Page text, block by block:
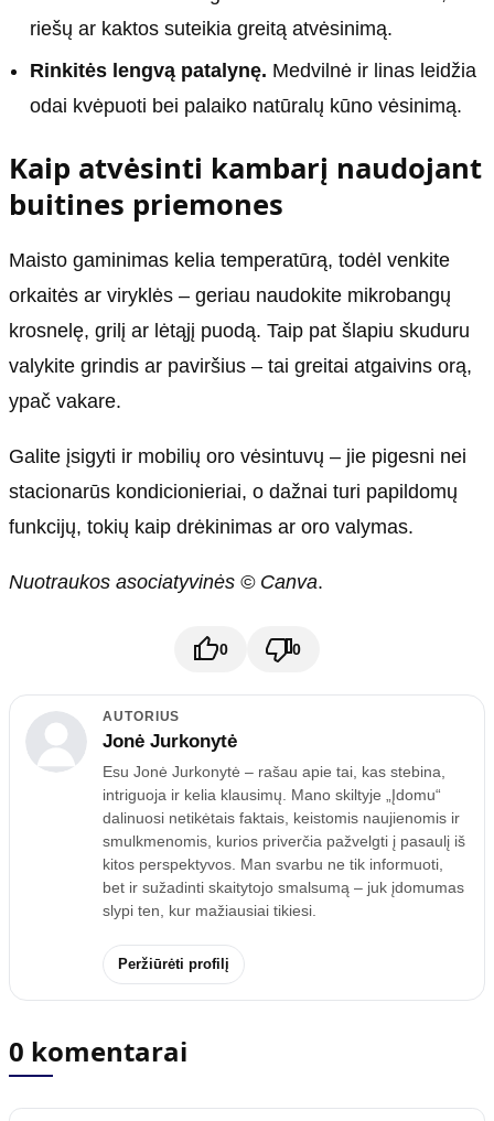
riešų ar kaktos suteikia greitą atvėsinimą.
Rinkitės lengvą patalynę. Medvilnė ir linas leidžia
odai kvėpuoti bei palaiko natūralų kūno vėsinimą.
Kaip atvėsinti kambarį naudojant
buitines priemones
Maisto gaminimas kelia temperatūrą, todėl venkite
orkaitės ar viryklės – geriau naudokite mikrobangų
krosnelę, grilį ar lėtąjį puodą. Taip pat šlapiu skuduru
valykite grindis ar paviršius – tai greitai atgaivins orą,
ypač vakare.
Galite įsigyti ir mobilių oro vėsintuvų – jie pigesni nei
stacionarūs kondicionieriai, o dažnai turi papildomų
funkcijų, tokių kaip drėkinimas ar oro valymas.
Nuotraukos asociatyvinės © Canva.
0 0
AUTORIUS
Jonė Jurkonytė
Esu Jonė Jurkonytė – rašau apie tai, kas stebina,
intriguoja ir kelia klausimų. Mano skiltyje „Įdomu“
dalinuosi netikėtais faktais, keistomis naujienomis ir
smulkmenomis, kurios priverčia pažvelgti į pasaulį iš
kitos perspektyvos. Man svarbu ne tik informuoti,
bet ir sužadinti skaitytojo smalsumą – juk įdomumas
slypi ten, kur mažiausiai tikiesi.
Peržiūrėti profilį
0 komentarai